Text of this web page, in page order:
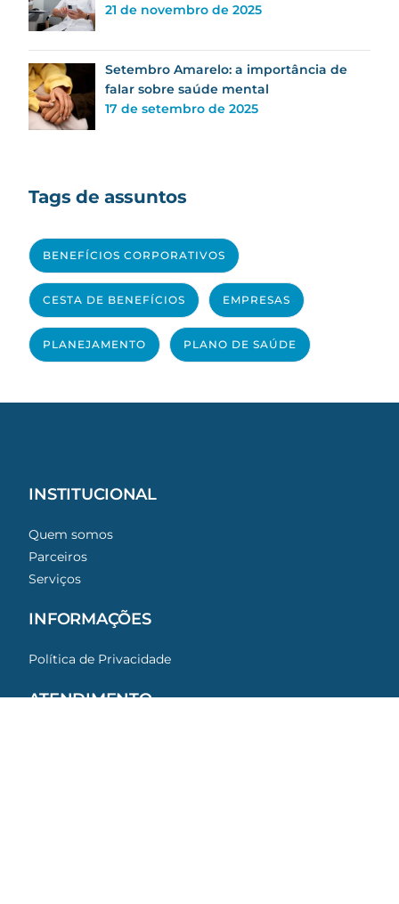
21 de novembro de 2025
Setembro Amarelo: a importância de
falar sobre saúde mental
17 de setembro de 2025
Tags de assuntos
BENEFÍCIOS CORPORATIVOS
CESTA DE BENEFÍCIOS EMPRESAS
PLANEJAMENTO PLANO DE SAÚDE
INSTITUCIONAL
Quem somos
Parceiros
Serviços
INFORMAÇÕES
Política de Privacidade
ATENDIMENTO